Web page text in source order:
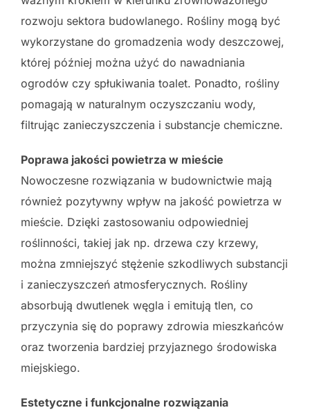
rozwoju sektora budowlanego. Rośliny mogą być
wykorzystane do gromadzenia wody deszczowej,
której później można użyć do nawadniania
ogrodów czy spłukiwania toalet. Ponadto, rośliny
pomagają w naturalnym oczyszczaniu wody,
filtrując zanieczyszczenia i substancje chemiczne.
Poprawa jakości powietrza w mieście
Nowoczesne rozwiązania w budownictwie mają
również pozytywny wpływ na jakość powietrza w
mieście. Dzięki zastosowaniu odpowiedniej
roślinności, takiej jak np. drzewa czy krzewy,
można zmniejszyć stężenie szkodliwych substancji
i zanieczyszczeń atmosferycznych. Rośliny
absorbują dwutlenek węgla i emitują tlen, co
przyczynia się do poprawy zdrowia mieszkańców
oraz tworzenia bardziej przyjaznego środowiska
miejskiego.
Estetyczne i funkcjonalne rozwiązania